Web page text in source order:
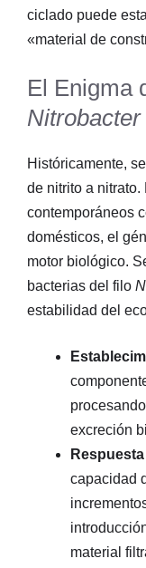
ciclado puede
«material de
El Enigma
Nitrobacter
Históricamente,
de nitrito a
contemporáneos
domésticos, el
motor biológico.
bacterias del filo
estabilidad del
excreción
capacidad
material